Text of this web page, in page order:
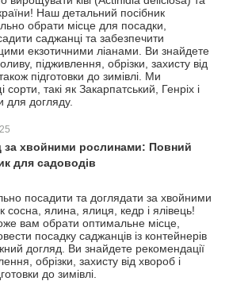
Наш детальний посібник
обрати місце для посадки,
саджанці та забезпечити
екзотичними ліанами. Ви знайдете
підживлення, обрізки, захисту від
підготовки до зимівлі. Ми
такі як Закарпатський, Генріх і
для догляду.
за хвойними рослинами: Повний
для садоводів
посадити та доглядати за хвойними
сосна, ялина, ялиця, кедр і ялівець!
вам обрати оптимальне місце,
посадку саджанців із контейнерів
догляд. Ви знайдете рекомендації
обрізки, захисту від хвороб і
до зимівлі.